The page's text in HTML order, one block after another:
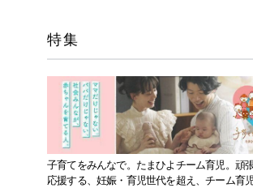
特集
子育てをみんなで。たまひよチーム育児。頑
応援する、妊娠・育児世代を超え、チーム育